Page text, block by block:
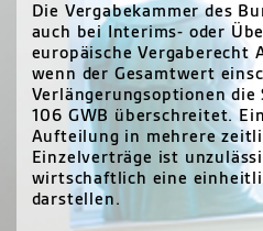
Die Vergabekammer des
auch bei Interims- oder
europäische Vergaberecht
wenn der Gesamtwert
Verlängerungsoptionen
106 GWB überschreitet.
Aufteilung in mehrere
Einzelverträge ist
wirtschaftlich eine
darstellen.